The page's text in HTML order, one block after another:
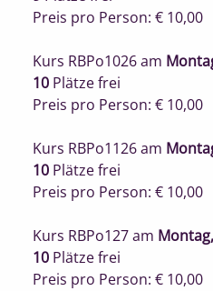
Preis pro Person: € 10,00
Kurs RBPo1026am
10 Plätze frei
Preis pro Person: € 10,00
Kurs RBPo1126am
10 Plätze frei
Preis pro Person: € 10,00
Kurs RBPo127am
10 Plätze frei
Preis pro Person: € 10,00